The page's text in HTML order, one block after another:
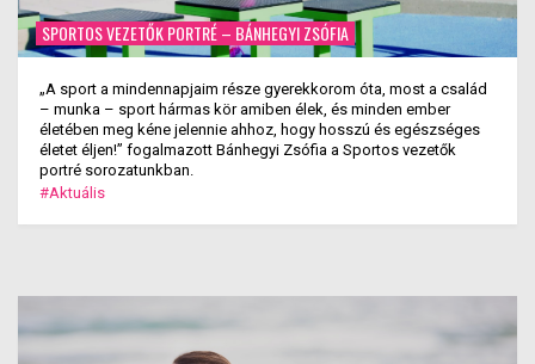
SPORTOS VEZETŐK PORTRÉ – BÁNHEGYI ZSÓFIA
„A sport a mindennapjaim része gyerekkorom óta, most a család
– munka – sport hármas kör amiben élek, és minden ember
életében meg kéne jelennie ahhoz, hogy hosszú és egészséges
életet éljen!” fogalmazott Bánhegyi Zsófia a Sportos vezetők
portré sorozatunkban.
#Aktuális